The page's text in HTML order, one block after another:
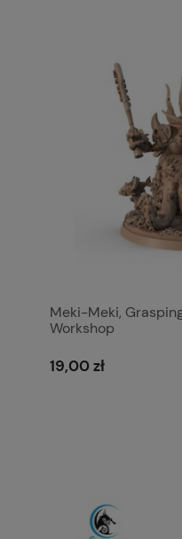
Meki-Meki,
Workshop
19,00 zł